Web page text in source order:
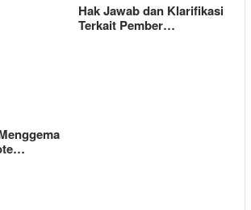
Hak Jawab dan Klarifikasi
Terkait Pember…